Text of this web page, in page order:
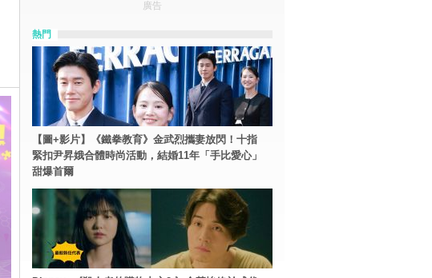
廣告
熱門
【圖+影片】《鐵拳教育》金武烈攜妻放閃！十指
緊扣尹昇娥合體時尚活動，結婚11年「手比愛心」
甜爆首爾